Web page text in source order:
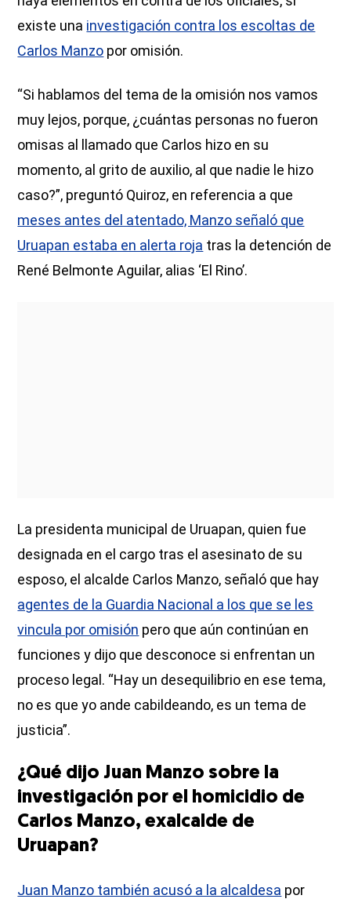
existe una investigación contra los escoltas de
Carlos Manzo por omisión.
“Si hablamos del tema de la omisión nos vamos
muy lejos, porque, ¿cuántas personas no fueron
omisas al llamado que Carlos hizo en su
momento, al grito de auxilio, al que nadie le hizo
caso?”, preguntó Quiroz, en referencia a que
meses antes del atentado, Manzo señaló que
Uruapan estaba en alerta roja tras la detención de
René Belmonte Aguilar, alias ‘El Rino’.
La presidenta municipal de Uruapan, quien fue
designada en el cargo tras el asesinato de su
esposo, el alcalde Carlos Manzo, señaló que hay
agentes de la Guardia Nacional a los que se les
vincula por omisión pero que aún continúan en
funciones y dijo que desconoce si enfrentan un
proceso legal. “Hay un desequilibrio en ese tema,
no es que yo ande cabildeando, es un tema de
justicia”.
¿Qué dijo Juan Manzo sobre la
investigación por el homicidio de
Carlos Manzo, exalcalde de
Uruapan?
Juan Manzo también acusó a la alcaldesa por